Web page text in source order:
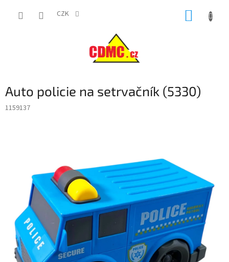
CZK
Auto policie na setrvačník (5330)
1159137